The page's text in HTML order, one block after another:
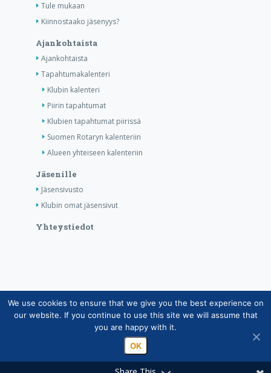
Tule mukaan
Kiinnostaako jäsenyys?
Ajankohtaista
Ajankohtaista
Tapahtumakalenteri
Klubin kalenteri
Piirin tapahtumat
Klubien tapahtumat piirissä
Suomen Rotaryn kalenteriin
Alueen yhteiseen kalenteriin
Jäsenille
Jäsensivusto
Klubin omat jäsensivut
Yhteystiedot
Copyright © Suomen Rotarypalvelu ry 2026 |
Jäsentietojärjestelmän tietosuojaseloste|Henkilötietojen
käsittely Rotarytoiminnassa
We use cookies to ensure that we give you the best experience on
our website. If you continue to use this site we will assume that
you are happy with it.
OK